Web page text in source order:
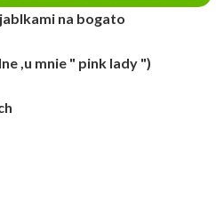
na bogato
,u mnie " pink lady ")